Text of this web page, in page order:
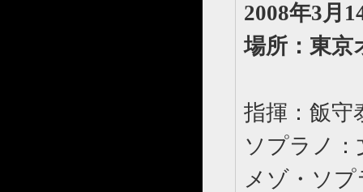
2008年3
場所：東京
指揮：飯守
ソプラノ：
メゾ・ソ